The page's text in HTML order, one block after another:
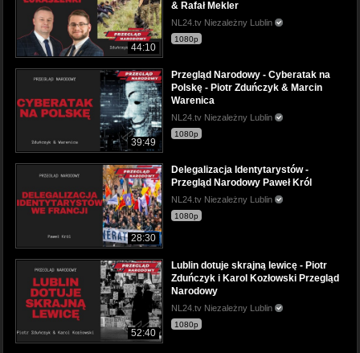
44:10
& Rafał Mekler
NL24.tv Niezależny Lublin
1080p
39:49
Przegląd Narodowy - Cyberatak na
Polskę - Piotr Zduńczyk & Marcin
Warenica
NL24.tv Niezależny Lublin
1080p
28:30
Delegalizacja Identytarystów -
Przegląd Narodowy Paweł Król
NL24.tv Niezależny Lublin
1080p
52:40
Lublin dotuje skrajną lewicę - Piotr
Zduńczyk i Karol Kozłowski Przegląd
Narodowy
NL24.tv Niezależny Lublin
1080p